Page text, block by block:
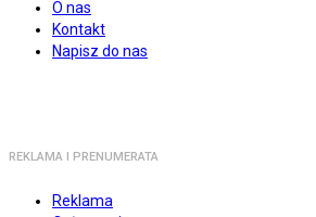
O nas
Kontakt
Napisz do nas
REKLAMA I PRENUMERATA
Reklama